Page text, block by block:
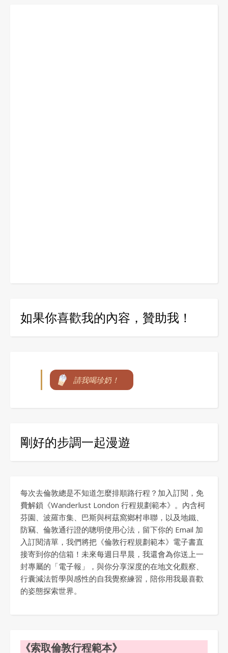
如果你喜歡我的內容，贊助我！
請我喝珍奶！
剛好的步調一起漫遊
每次去倫敦總是不知道怎麼排順路行程？加入訂閱，免
費解鎖《Wanderlust London 行程規劃範本》。內含柯
芬園、波羅市集、巴斯與柯茲窩鄉村串聯，以及地鐵、
防竊、倫敦通行證的聰明使用心法，留下你的 Email 加
入訂閱清單，我們將把《倫敦行程規劃範本》電子書直
接寄到你的信箱！未來每週日早晨，我還會為你送上一
封專屬的「電子報」，與你分享深度的在地文化觀察、
行囊減法哲學與感性的自我覺察練習，陪你用我最喜歡
的姿態探索世界。
《索取倫敦行程範本》